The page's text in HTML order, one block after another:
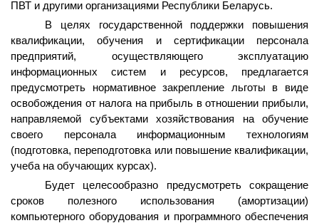
ПВТ и другими организациями Республики Беларусь.
В целях государственной поддержки повышения
квалификации, обучения и сертификации персонала
предприятий, осуществляющего эксплуатацию
информационных систем и ресурсов, предлагается
предусмотреть нормативное закрепление льготы в виде
освобождения от налога на прибыль в отношении прибыли,
направляемой субъектами хозяйствования на обучение
своего персонала информационным технологиям
(подготовка, переподготовка или повышение квалификации,
учеба на обучающих курсах).
Будет целесообразно предусмотреть сокращение
сроков полезного использования (амортизации)
компьютерного оборудования и программного обеспечения